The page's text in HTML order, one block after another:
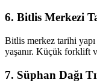
6. Bitlis Merkezi
Bitlis merkez tarihi yapı
yaşanır. Küçük forklift
7. Süphan Dağı